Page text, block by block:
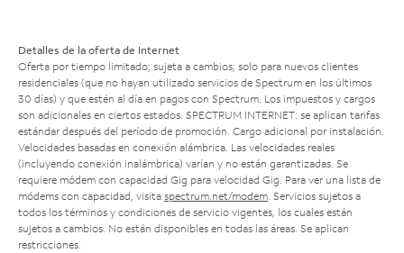
Detalles de la oferta de Internet
Oferta por tiempo limitado; sujeta a cambios; solo para nuevos clientes
residenciales (que no hayan utilizado servicios de Spectrum en los últimos
30 días) y que estén al día en pagos con Spectrum. Los impuestos y cargos
son adicionales en ciertos estados. SPECTRUM INTERNET: se aplican tarifas
estándar después del período de promoción. Cargo adicional por instalación.
Velocidades basadas en conexión alámbrica. Las velocidades reales
(incluyendo conexión inalámbrica) varían y no están garantizadas. Se
requiere módem con capacidad Gig para velocidad Gig. Para ver una lista de
módems con capacidad, visita spectrum.net/modem . Servicios sujetos a
todos los términos y condiciones de servicio vigentes, los cuales están
sujetos a cambios. No están disponibles en todas las áreas. Se aplican
restricciones.